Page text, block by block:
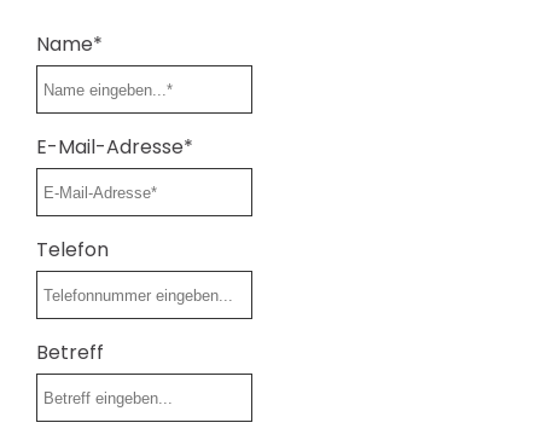
Name*
E-Mail-Adresse*
Telefon
Betreff